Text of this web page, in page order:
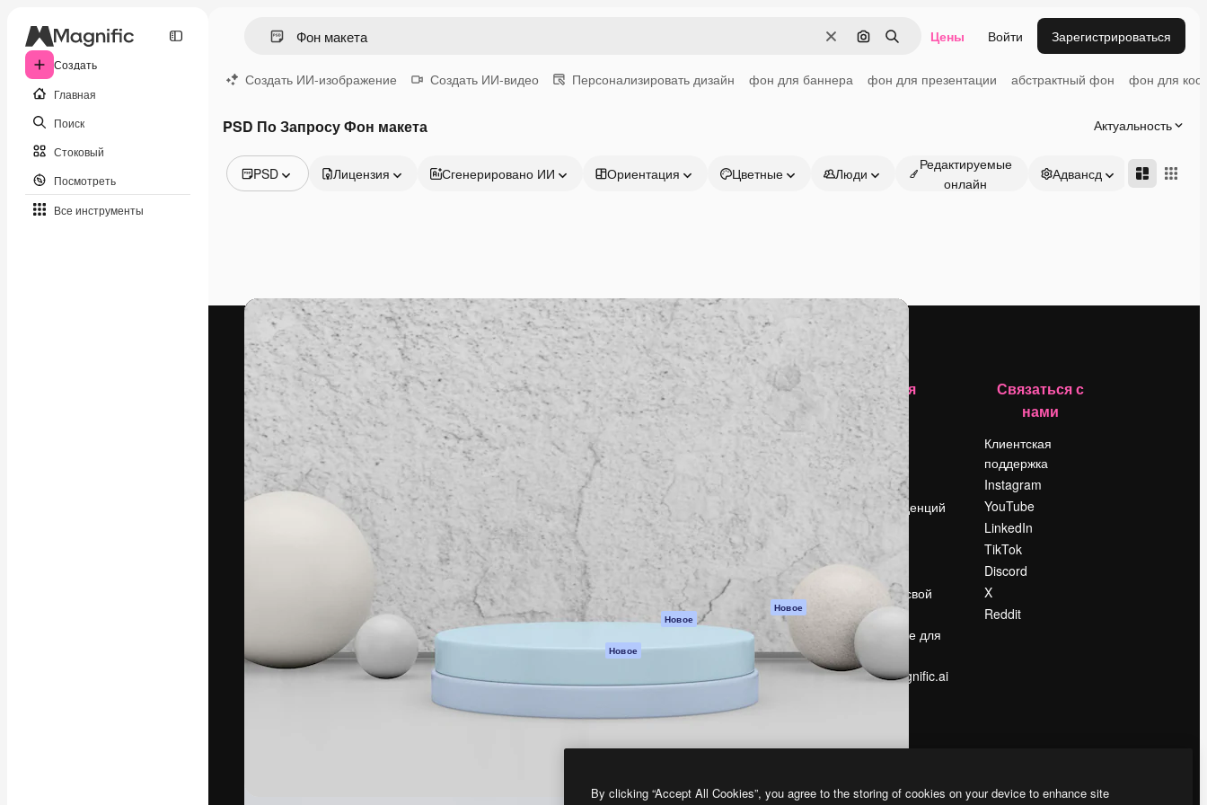
Создать
Главная
Поиск
Стоковый
Посмотреть
Все инструменты
ОчиститьПоиск по изображению
Поиск Цены Войти Зарегистрироваться
Создать ИИ-изображение Создать ИИ-видео Персонализировать дизайн фон для баннера фон для презентации абстрактный фон фон для
PSD По Запросу Фон макета Актуальность
PSD
Видео
Видеоролик
Моушн-дизайн
Видеошаблоны
Иконки
3D-модели
Шрифты
Лицензия Сгенерировано ИИ Ориентация Цветные Люди
Редактируемые
онлайн
Адвансд
Креативная платформа для создания
ваших лучших работ. Более 1 миллиона
подписчиков среди креаторов,
предприятий, агентств и студий.
Pусский
Продукция
Spaces
ИИ-помощник
Генератор
изображений ИИ
Генератор видео
ИИ
Генератор голоса
на основе ИИ
Стоковый контент
MCP для
Новое
Агенты Новое
Мобильное
приложение
Magnific
Начать
Academy
Документация по
Пакету ИИ
Служба
Условия и
положения
Политика
конфиденциальности
Оригиналы
Новое
Политика файлов
cookie
Центр доверия
Предприятие
Компания
Цены
О нас
Reviews
Вакансии
Поиск тенденций
Блог
События
Slidesgo
Продайте свой
контент
Помещение для
прессы
Ищете magnific.ai
Связаться с
нами
Клиентская
поддержка
Instagram
YouTube
LinkedIn
TikTok
Discord
X
Reddit
By clicking “Accept All Cookies”, you agree to the storing of cookies on your device to enhance site